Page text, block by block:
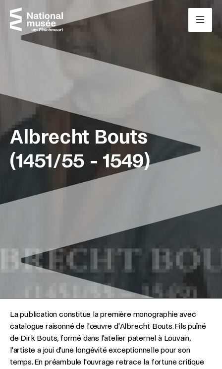
Passer directement au contenu
Albrecht Bouts
(1451/55 - 1549)
La publication constitue la première monographie avec
catalogue raisonné de l'œuvre d'Albrecht Bouts. Fils puîné
de Dirk Bouts, formé dans l'atelier paternel à Louvain,
l'artiste a joui d'une longévité exceptionnelle pour son
temps. En préambule l'ouvrage retrace la fortune critique
Panneau de gestion des cookies